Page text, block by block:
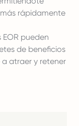
rápidamente
EOR pueden
de beneficios
atraer y retener